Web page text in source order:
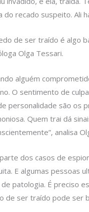
do recado suspeito. Ali
de ser traído é algo
Olga Tessari.
alguém
O sentimento de
personalidade são os
Quem trai dá
analisa
dos casos de
E algumas pessoas
de patologia. É preciso
de ser traído pode ser